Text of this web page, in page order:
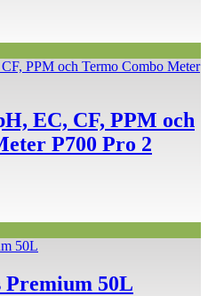
EC, CF, PPM och
P700 Pro 2
Premium 50L